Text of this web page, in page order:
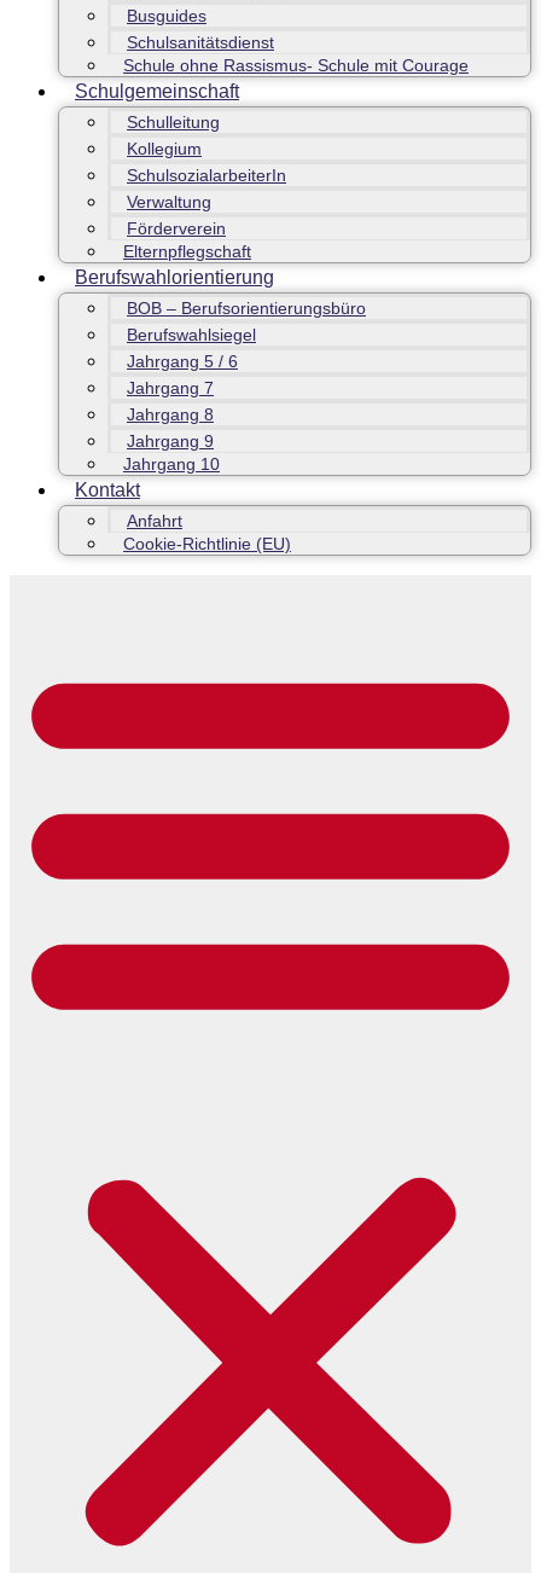
Busguides
Schulsanitätsdienst
Schule ohne Rassismus- Schule mit Courage
Schulgemeinschaft
Schulleitung
Kollegium
SchulsozialarbeiterIn
Verwaltung
Förderverein
Elternpflegschaft
Berufswahlorientierung
BOB – Berufsorientierungsbüro
Berufswahlsiegel
Jahrgang 5 / 6
Jahrgang 7
Jahrgang 8
Jahrgang 9
Jahrgang 10
Kontakt
Anfahrt
Cookie-Richtlinie (EU)